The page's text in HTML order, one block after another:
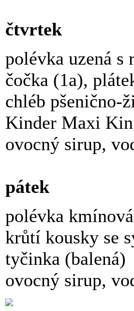
čtvrtek
polévka uzená s
čočka (1a),
chléb pšenično-
Kinder Maxi
ovocný sirup,
pátek
polévka
krůtí kousky se
tyčinka (balená)
ovocný sirup,